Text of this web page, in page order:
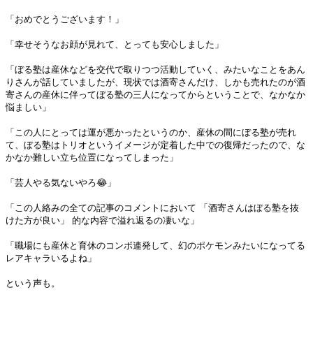
「おめでとうございます！」
「幸せそうなお顔が見れて、とっても安心しました」
「ぼる塾は産休などを交代で取りつつ活動していく、みたいなことをあん
りさんが話していましたが、現状では酒寄さんだけ、しかも売れたのが酒
寄さんの産休に伴ってぼる塾の三人になってからということで、なかなか
悩ましい」
「この人にとっては運が悪かったというのか、産休の間にぼる塾が売れ
て、ぼる塾はトリオというイメージが定着した中での復帰だったので、な
かなか難しい立ち位置になってしまった」
「芸人やる気ないやろ😂」
「この人絡みの全ての記事のコメントにおいて 「酒寄さんはぼる塾を抜
けた方が良い」 的な内容で溢れ返るの凄いな」
「職場にも産休と育休のコンボ連発して、幻のポケモンみたいになってる
レアキャラいるよね」
という声も。